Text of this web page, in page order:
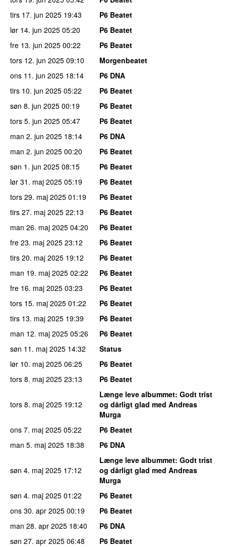
tirs 17. jun 2025 19:43
P6 Beatet
lør 14. jun 2025 05:20
P6 Beatet
fre 13. jun 2025 00:22
P6 Beatet
tors 12. jun 2025 09:10
Morgenbeatet
ons 11. jun 2025 18:14
P6 DNA
tirs 10. jun 2025 05:22
P6 Beatet
søn 8. jun 2025 00:19
P6 Beatet
tors 5. jun 2025 05:47
P6 Beatet
man 2. jun 2025 18:14
P6 DNA
man 2. jun 2025 00:20
P6 Beatet
søn 1. jun 2025 08:15
P6 Beatet
lør 31. maj 2025 05:19
P6 Beatet
tors 29. maj 2025 01:19
P6 Beatet
tirs 27. maj 2025 22:13
P6 Beatet
man 26. maj 2025 04:20
P6 Beatet
fre 23. maj 2025 23:12
P6 Beatet
tirs 20. maj 2025 19:12
P6 Beatet
man 19. maj 2025 02:22
P6 Beatet
fre 16. maj 2025 03:23
P6 Beatet
tors 15. maj 2025 01:22
P6 Beatet
tirs 13. maj 2025 19:39
P6 Beatet
man 12. maj 2025 05:26
P6 Beatet
søn 11. maj 2025 14:32
Status
lør 10. maj 2025 06:25
P6 Beatet
tors 8. maj 2025 23:13 P6 Beatet
tors 8. maj 2025 19:12
Længe leve albummet: Godt trist
og dårligt glad med Andreas
Murga
ons 7. maj 2025 05:22
P6 Beatet
man 5. maj 2025 18:38 P6 DNA
søn 4. maj 2025 17:12
Længe leve albummet: Godt trist
og dårligt glad med Andreas
Murga
søn 4. maj 2025 01:22
P6 Beatet
ons 30. apr 2025 00:19
P6 Beatet
man 28. apr 2025 18:40
P6 DNA
søn 27. apr 2025 06:48
P6 Beatet